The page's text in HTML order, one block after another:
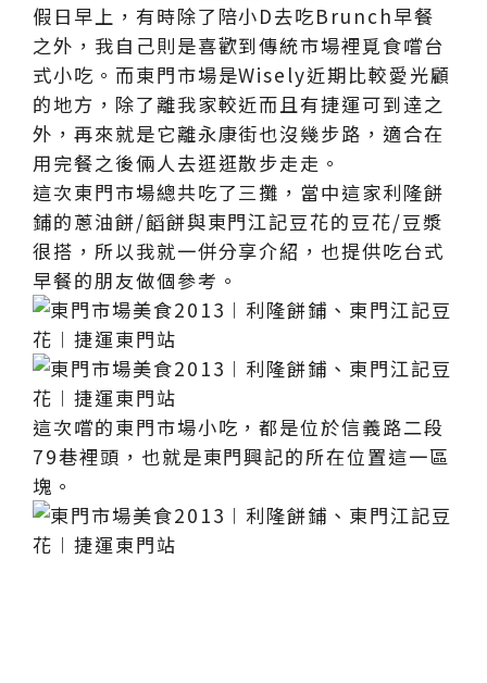
假日早上，有時除了陪小D去吃Brunch早餐
之外，我自己則是喜歡到傳統市場裡覓食嚐台
式小吃。而東門市場是Wisely近期比較愛光顧
的地方，除了離我家較近而且有捷運可到逹之
外，再來就是它離永康街也沒幾步路，適合在
用完餐之後倆人去逛逛散步走走。
這次東門市場總共吃了三攤，當中這家利隆餅
鋪的蔥油餅/饀餅與東門江記豆花的豆花/豆漿
很搭，所以我就一併分享介紹，也提供吃台式
早餐的朋友做個參考。
這次嚐的東門市場小吃，都是位於信義路二段
79巷裡頭，也就是東門興記的所在位置這一區
塊。